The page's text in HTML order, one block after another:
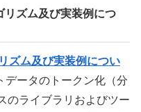
ズム及び実装例につ
ズム及び実装例につい
データのトークン化（分
のライブラリおよびツー